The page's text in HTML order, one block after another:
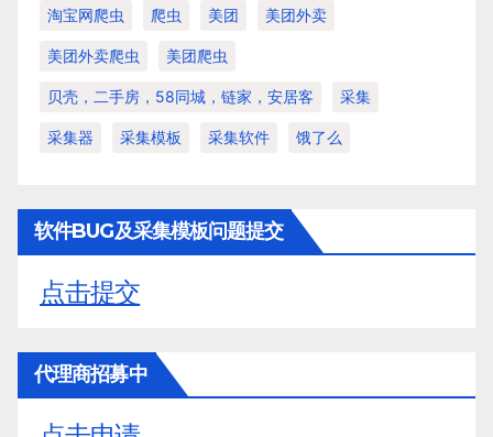
淘宝网爬虫 爬虫 美团 美团外卖
美团外卖爬虫 美团爬虫
贝壳，二手房，58同城，链家，安居客 采集
采集器 采集模板 采集软件 饿了么
软件BUG及采集模板问题提交
点击提交
代理商招募中